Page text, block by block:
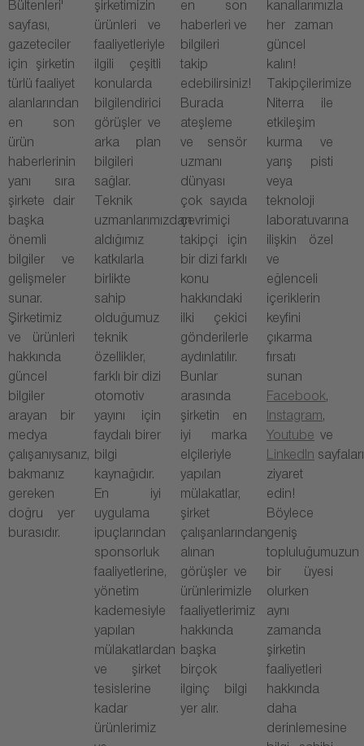
Bültenleri'
sayfası,
gazeteciler
için şirketin
türlü faaliyet
alanlarından
en son
ürün
haberlerinin
yanı sıra
şirkete dair
başka
önemli
bilgiler ve
gelişmeler
sunar.
Şirketimiz
ve ürünleri
hakkında
güncel
bilgiler
arayan bir
medya
çalışanıysanız,
bakmanız
gereken
doğru yer
burasıdır.
şirketimizin
ürünleri ve
faaliyetleriyle
ilgili çeşitli
konularda
bilgilendirici
görüşler ve
arka plan
bilgileri
sağlar.
Teknik
uzmanlarımızdan
aldığımız
katkılarla
birlikte
sahip
olduğumuz
teknik
özellikler,
farklı bir dizi
otomotiv
yayını için
faydalı birer
bilgi
kaynağıdır.
En iyi
uygulama
ipuçlarından
sponsorluk
faaliyetlerine,
yönetim
kademesiyle
yapılan
mülakatlardan
ve şirket
tesislerine
kadar
ürünlerimiz
en son
haberleri ve
bilgileri
takip
edebilirsiniz!
Burada
ateşleme
ve sensör
uzmanı
dünyası
çok sayıda
çevrimiçi
takipçi için
bir dizi farklı
konu
hakkındaki
ilki çekici
gönderilerle
aydınlatılır.
Bunlar
arasında
şirketin en
iyi marka
elçileriyle
yapılan
mülakatlar,
şirket
çalışanlarından
alınan
görüşler ve
ürünlerimizle
faaliyetlerimiz
hakkında
başka
birçok
ilginç bilgi
yer alır.
kanallarımızla
her zaman
güncel
kalın!
Takipçilerimize
Niterra ile
etkileşim
kurma ve
yarış pisti
veya
teknoloji
laboratuvarına
ilişkin özel
ve
eğlenceli
içeriklerin
keyfini
çıkarma
fırsatı
sunan
Facebook,
Instagram,
Youtube ve
LinkedIn
ziyaret
edin!
Böylece
geniş
topluluğumuzun
bir üyesi
olurken
aynı
zamanda
şirketin
faaliyetleri
hakkında
daha
derinlemesine